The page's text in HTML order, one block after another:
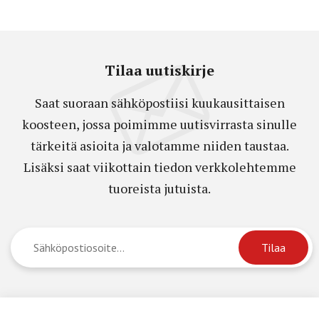
Tilaa uutiskirje
Saat suoraan sähköpostiisi kuukausittaisen
koosteen, jossa poimimme uutisvirrasta sinulle
tärkeitä asioita ja valotamme niiden taustaa.
Lisäksi saat viikottain tiedon verkkolehtemme
tuoreista jutuista.